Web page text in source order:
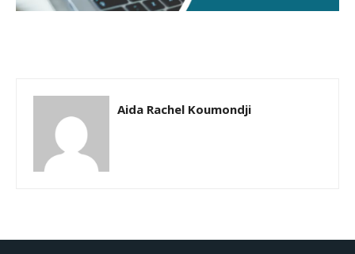
Aida Rachel Koumondji